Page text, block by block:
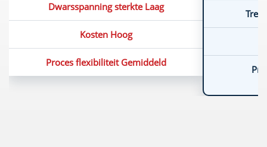
Dwarsspanning sterkte Laag
Kosten Hoog
Proces flexibiliteit Gemiddeld